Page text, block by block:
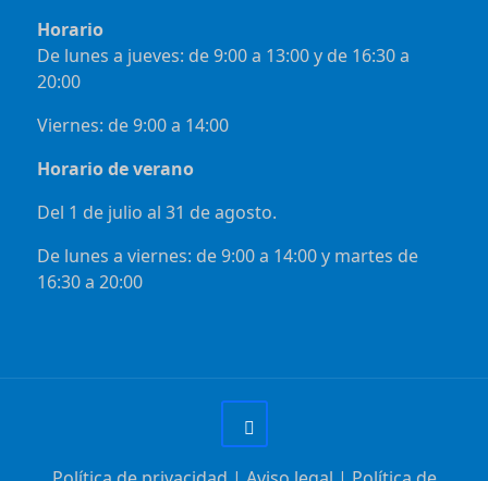
Horario
De lunes a jueves: de 9:00 a 13:00 y de 16:30 a
20:00
Viernes: de 9:00 a 14:00
Horario de verano
Del 1 de julio al 31 de agosto.
De lunes a viernes: de 9:00 a 14:00 y martes de
16:30 a 20:00